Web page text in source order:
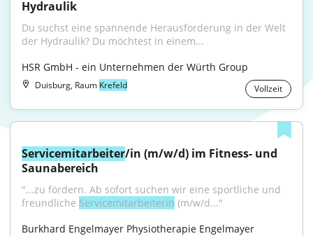
Hydraulik
Du suchst eine spannende Herausforderung in der Welt
der Hydraulik? Du möchtest in einem...
HSR GmbH - ein Unternehmen der Würth Group
Duisburg, Raum Krefeld Vollzeit
Servicemitarbeiter/in (m/w/d) im Fitness- und
Saunabereich
"...zu fördern. Ab sofort suchen wir eine sportliche und
freundliche Servicemitarbeiterin (m/w/d..."
Burkhard Engelmayer Physiotherapie Engelmayer